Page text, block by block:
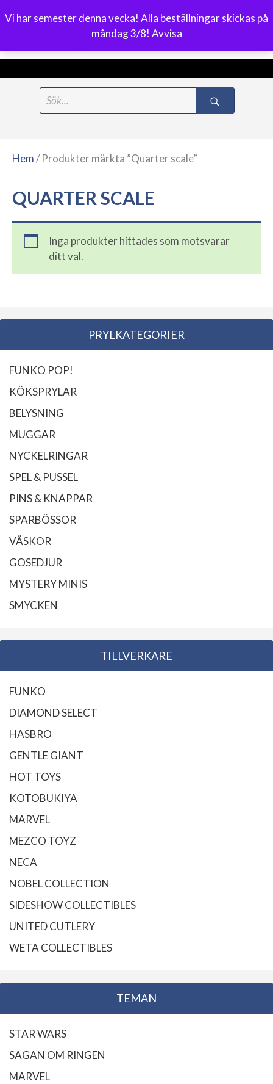
Vi har semester denna vecka! Alla beställningar skickas på
måndag 3/8! Avvisa
0
Meny
Hem/ Produkter märkta ”Quarter scale”
QUARTER SCALE
Inga produkter hittades som motsvarar
ditt val.
PRYLKATEGORIER
FUNKO POP!
KÖKSPRYLAR
BELYSNING
MUGGAR
NYCKELRINGAR
SPEL & PUSSEL
PINS & KNAPPAR
SPARBÖSSOR
VÄSKOR
GOSEDJUR
MYSTERY MINIS
SMYCKEN
TILLVERKARE
FUNKO
DIAMOND SELECT
HASBRO
GENTLE GIANT
HOT TOYS
KOTOBUKIYA
MARVEL
MEZCO TOYZ
NECA
NOBEL COLLECTION
SIDESHOW COLLECTIBLES
UNITED CUTLERY
WETA COLLECTIBLES
TEMAN
STAR WARS
SAGAN OM RINGEN
MARVEL